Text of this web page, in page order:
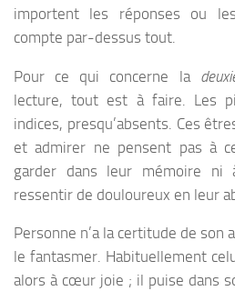
importent les réponses ou
compte par-dessus tout.
Pour ce qui concerne la
lecture, tout est à faire. Les
indices, presqu’absents. Ces
et admirer ne pensent pas à
garder dans leur mémoire
ressentir de douloureux en leur
Personne n’a la certitude de son
le fantasmer. Habituellement
alors à cœur joie ; il puise dans